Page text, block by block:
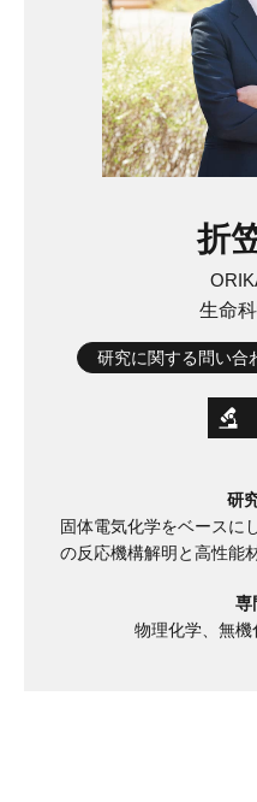
折
生命
研究に関する問い合
研
固体電気化学をベースに
の反応機構解明と高性能
専
物理化学、無